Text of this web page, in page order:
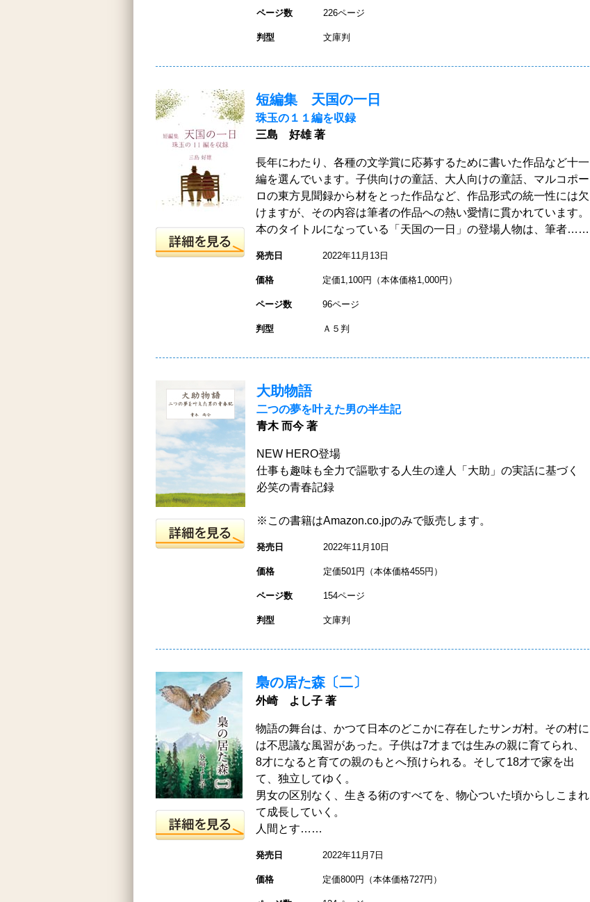
ページ数 226ページ
判型 文庫判
短編集 天国の一日
珠玉の１１編を収録
三島 好雄 著
長年にわたり、各種の文学賞に応募するために書いた作品など十一
編を選んでいます。子供向けの童話、大人向けの童話、マルコポー
ロの東方見聞録から材をとった作品など、作品形式の統一性には欠
けますが、その内容は筆者の作品への熱い愛情に貫かれています。
本のタイトルになっている「天国の一日」の登場人物は、筆者……
発売日 2022年11月13日
価格 定価1,100円（本体価格1,000円）
ページ数 96ページ
判型 Ａ５判
大助物語
二つの夢を叶えた男の半生記
青木 而今 著
NEW HERO登場
仕事も趣味も全力で謳歌する人生の達人「大助」の実話に基づく
必笑の青春記録
※この書籍はAmazon.co.jpのみで販売します。
発売日 2022年11月10日
価格 定価501円（本体価格455円）
ページ数 154ページ
判型 文庫判
梟の居た森〔二〕
外崎 よし子 著
物語の舞台は、かつて日本のどこかに存在したサンガ村。その村に
は不思議な風習があった。子供は7才までは生みの親に育てられ、
8才になると育ての親のもとへ預けられる。そして18才で家を出
て、独立してゆく。
男女の区別なく、生きる術のすべてを、物心ついた頃からしこまれ
て成長していく。
人間とす……
発売日 2022年11月7日
価格 定価800円（本体価格727円）